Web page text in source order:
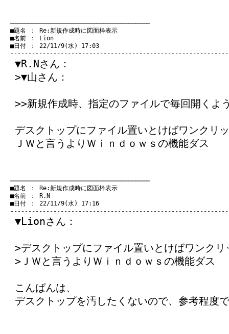
───────────────────────────────────────
■題名 ： Re:新規作成時に図面枠表示
■名前 ： Lion
■日付 ： 22/11/9(水) 17:03
▼R.Nさん：
>▼山さん：
>>新規作成時、指定のファイルで毎回開くよ
デスクトップにファイル置いとけばワンクリ
ＪＷと言うよりＷｉｎｄｏｗｓの機能ダス
───────────────────────────────────────
■題名 ： Re:新規作成時に図面枠表示
■名前 ： R.N
■日付 ： 22/11/9(水) 17:16
▼Lionさん：
>デスクトップにファイル置いとけばワンク
>ＪＷと言うよりＷｉｎｄｏｗｓの機能ダス
こんばんは、
デスクトップを汚したくないので、参考程度